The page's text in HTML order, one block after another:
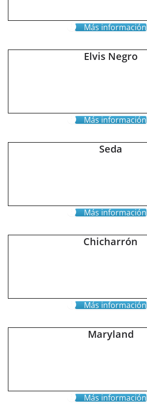
Más información
Elvis Negro
Más información
Seda
Más información
Chicharrón
Más información
Maryland
Más información